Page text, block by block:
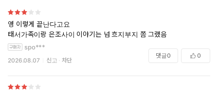
엥 이렇게 끝난다고요
태서가족이랑 은조사이 이야기는 넘 흐지부지 쫌 그랬음
spo***
2026.08.07 신고 차단
댓글0 0